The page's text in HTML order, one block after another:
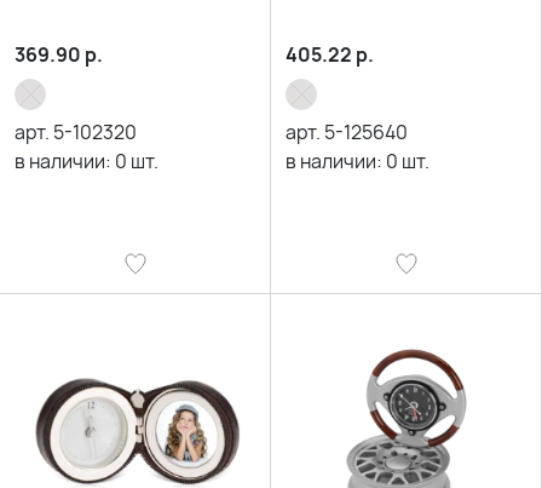
369.90 р.
арт. 5-102320
в наличии: 0 шт.
405.22 р.
арт. 5-125640
в наличии: 0 шт.